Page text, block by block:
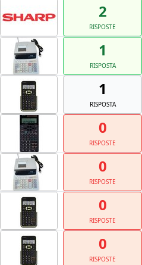
2
RISPOSTE
1
RISPOSTA
1
RISPOSTA
0
RISPOSTE
0
RISPOSTE
0
RISPOSTE
0
RISPOSTE